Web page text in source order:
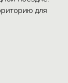
для